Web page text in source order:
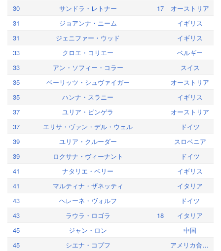
30
サンドラ・レトナー 17
オーストリア
31
ジョアンナ・ニーム
イギリス
31
ジェニファー・ウッド
イギリス
33
クロエ・コリエー
ベルギー
33
アン・ソフィー・コラー
スイス
35
ベーリッツ・シュヴァイガー
オーストリア
35
ハンナ・スラニー
イギリス
37
ユリア・ピンゲラ
オーストリア
37
エリサ・ヴァン・デル・ウェル
ドイツ
39
ユリア・クルーダー
スロベニア
39
ロクサナ・ヴィーナント
ドイツ
41
ナタリエ・ベリー
イギリス
41
マルティナ・ザネッティ
イタリア
43
ヘレーネ・ヴォルフ
ドイツ
43
ラウラ・ロゴラ 18
イタリア
45
ジャン・ロン
中国
45
シエナ・コプフ
アメリカ合衆国